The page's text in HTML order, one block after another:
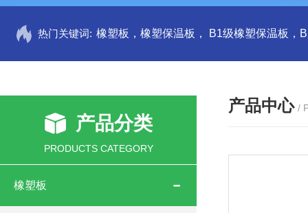
热门关键词:
产品分类
PRODUCTS CATEGORY
橡塑板
产品中心 /